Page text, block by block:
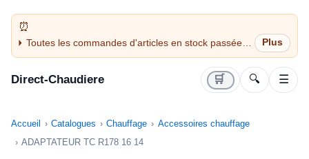
Toutes les commandes d'articles en stock passées
avant 14H sont expédiées le jour même (jours
Direct-Chaudiere 🛒 🔍 ☰
Accueil Catalogues Chauffage
Accessoires chauffage
ADAPTATEUR TC R178 16 14